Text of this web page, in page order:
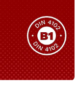
passende
gerne weiter!